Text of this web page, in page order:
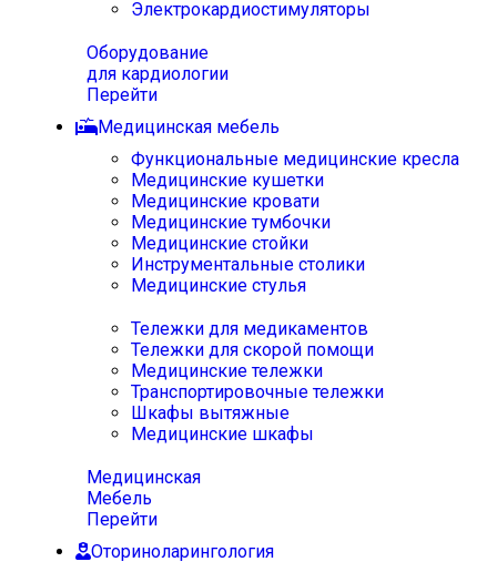
Электрокардиостимуляторы
Оборудование
для кардиологии
Перейти
Медицинская мебель
Функциональные медицинские кресла
Медицинские кушетки
Медицинские кровати
Медицинские тумбочки
Медицинские стойки
Инструментальные столики
Медицинские стулья
Тележки для медикаментов
Тележки для скорой помощи
Медицинские тележки
Транспортировочные тележки
Шкафы вытяжные
Медицинские шкафы
Медицинская
Мебель
Перейти
Оториноларингология